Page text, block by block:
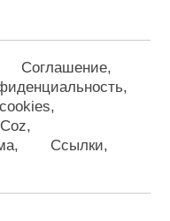
Соглашение
Ссылки